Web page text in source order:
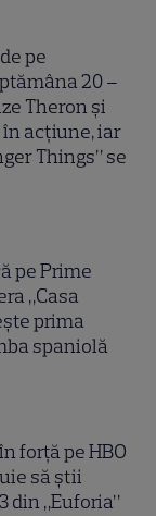
pe
20 –
Theron și
acțiune, iar
Things” se
pe Prime
„Casa
prima
spaniolă
forță pe HBO
să știi
din „Euforia”